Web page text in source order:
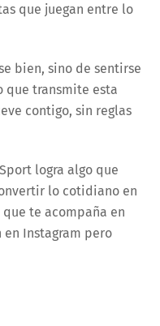
que juegan entre lo
bien, sino de sentirse
que transmite esta
contigo, sin reglas
logra algo que
lo cotidiano en
te acompaña en
en Instagram pero